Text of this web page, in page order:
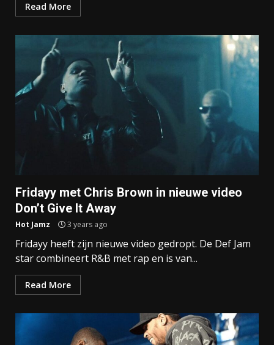
Read More
Fridayy met Chris Brown in nieuwe video
Don’t Give It Away
Hot Jamz 3 years ago
Fridayy heeft zijn nieuwe video gedropt. De Def Jam
star combineert R&B met rap en is van...
Read More